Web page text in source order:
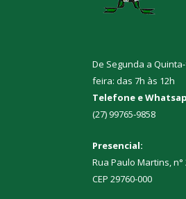
De Segunda a
feira: das 7h às 12h
Telefone e
(27) 99765-9858
Presencial:
Rua Paulo Martins,
CEP 29760-000